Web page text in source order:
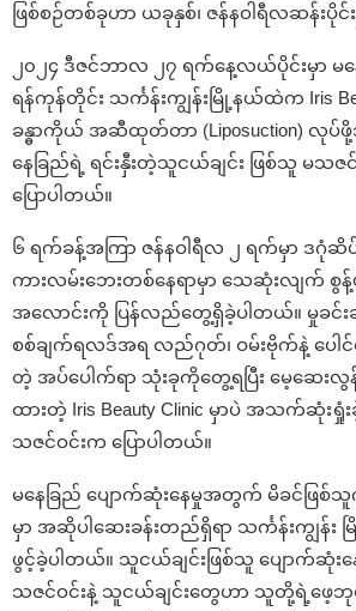
ဖြစ်စဉ်တစ်ခုဟာ ယခုနှစ်၊ ဇန်နဝါရီလဆန်းပိုင်း
၂၀၂၄ ဒီဇင်ဘာလ ၂၇ ရက်နေ့လယ်ပိုင်းမှာ မ
ရန်ကုန်တိုင်း သင်္ကန်းကျွန်းမြို့နယ်ထဲက Iris
ခန္ဓာကိုယ် အဆီထုတ်တာ (Liposuction) လု
နေခြည်ရဲ့ ရင်းနှီးတဲ့သူငယ်ချင်း ဖြစ်သူ မသ
ပြောပါတယ်။
၆ ရက်ခန့်အကြာ ဇန်နဝါရီလ ၂ ရက်မှာ ဒဂုံ
ကားလမ်းဘေးတစ်နေရာမှာ သေဆုံးလျက် စွန့်
အလောင်းကို ပြန်လည်တွေ့ရှိခဲ့ပါတယ်။ မှုခင်
စစ်ချက်ရလဒ်အရ လည်ဂုတ်၊ ဝမ်းဗိုက်နဲ့ ပေ
တဲ့ အပ်ပေါက်ရာ သုံးခုကိုတွေ့ရပြီး မေ့ဆေးလွန်
ထားတဲ့ Iris Beauty Clinic မှာပဲ အသက်ဆုံး
သဇင်ဝင်းက ပြောပါတယ်။
မနေခြည် ပျောက်ဆုံးနေမှုအတွက် မိခင်ဖြစ်
မှာ အဆိုပါဆေးခန်းတည်ရှိရာ သင်္ကန်းကျွန်း
ဖွင့်ခဲ့ပါတယ်။ သူငယ်ချင်းဖြစ်သူ ပျောက်ဆုံး
သဇင်ဝင်းနဲ့ သူငယ်ချင်းတွေဟာ သူတို့ရဲ့ဖေ့